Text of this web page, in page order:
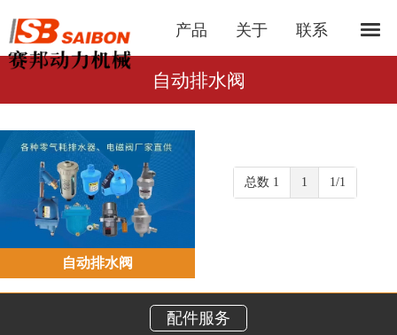
产品 关于 联系
自动排水阀
自动排水阀
总数 1 1 1/1
配件服务